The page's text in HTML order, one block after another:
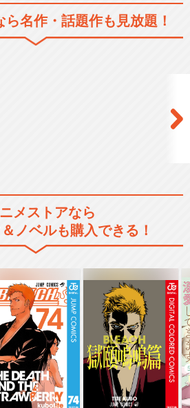
ら名作・話題作も見放題！
メストアなら
ノベルも購入できる！